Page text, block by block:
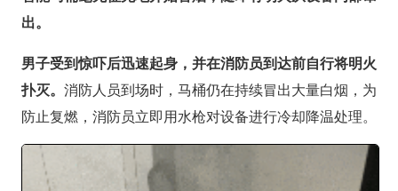
出。
男子受到惊吓后迅速起身，并在消防员到达前自行将明火
扑灭。 消防人员到场时，马桶仍在持续冒出大量白烟，为
防止复燃，消防员立即用水枪对设备进行冷却降温处理。